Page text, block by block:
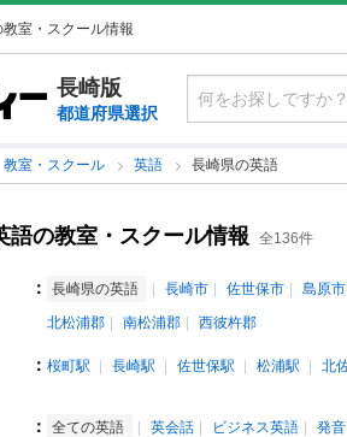
室・スクール情報
長崎版
都道府県選択
教室・スクール 英語 長崎県の英語
語の教室・スクール情報 全136件
： 長崎県の英語 長崎市 佐世保市 島原市
北松浦郡
南松浦郡 西彼杵郡
： 桜町駅 長崎駅 佐世保駅 松浦駅 北
： 全ての英語 英会話 ビジネス英語 発音